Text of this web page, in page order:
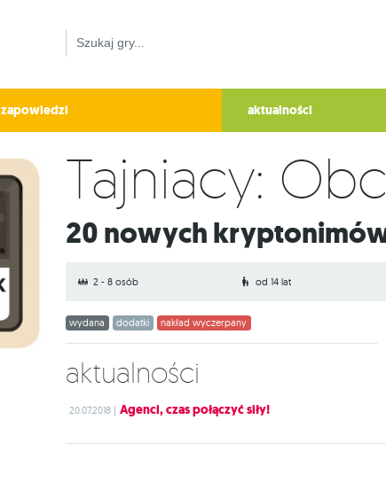
zapowiedzi aktualności
Tajniacy:
20 nowych
2 - 8 osób od 14 lat
wydana dodatki nakład wyczerpany
Aktualności
20.07.2018 | Agenci, czas połączyć siły!